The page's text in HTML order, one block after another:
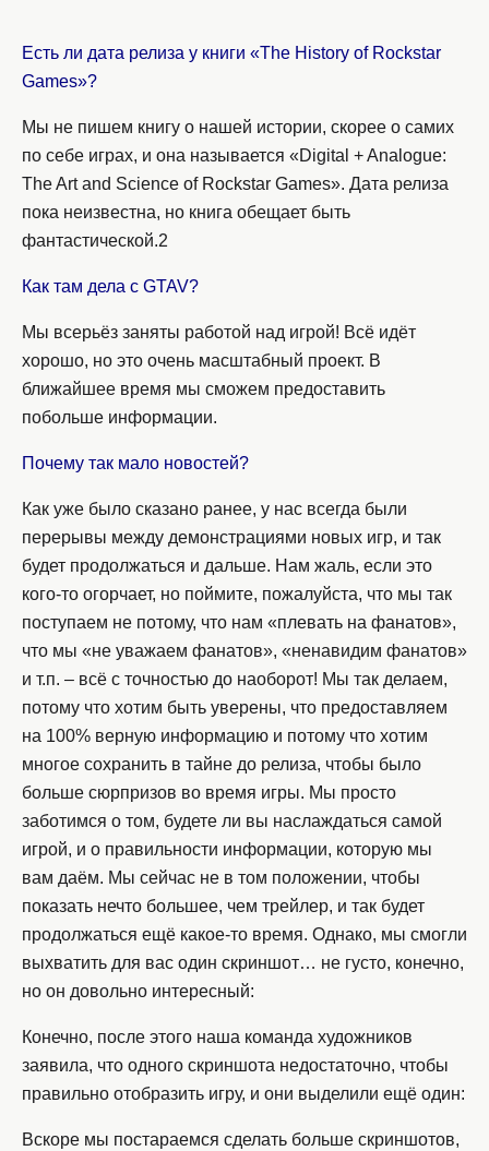
Есть ли дата релиза у книги «The History of Rockstar
Games»?
Мы не пишем книгу о нашей истории, скорее о самих
по себе играх, и она называется «Digital + Analogue:
The Art and Science of Rockstar Games». Дата релиза
пока неизвестна, но книга обещает быть
фантастической.2
Как там дела с GTAV?
Мы всерьёз заняты работой над игрой! Всё идёт
хорошо, но это очень масштабный проект. В
ближайшее время мы сможем предоставить
побольше информации.
Почему так мало новостей?
Как уже было сказано ранее, у нас всегда были
перерывы между демонстрациями новых игр, и так
будет продолжаться и дальше. Нам жаль, если это
кого-то огорчает, но поймите, пожалуйста, что мы так
поступаем не потому, что нам «плевать на фанатов»,
что мы «не уважаем фанатов», «ненавидим фанатов»
и т.п. – всё с точностью до наоборот! Мы так делаем,
потому что хотим быть уверены, что предоставляем
на 100% верную информацию и потому что хотим
многое сохранить в тайне до релиза, чтобы было
больше сюрпризов во время игры. Мы просто
заботимся о том, будете ли вы наслаждаться самой
игрой, и о правильности информации, которую мы
вам даём. Мы сейчас не в том положении, чтобы
показать нечто большее, чем трейлер, и так будет
продолжаться ещё какое-то время. Однако, мы смогли
выхватить для вас один скриншот… не густо, конечно,
но он довольно интересный:
Конечно, после этого наша команда художников
заявила, что одного скриншота недостаточно, чтобы
правильно отобразить игру, и они выделили ещё один:
Вскоре мы постараемся сделать больше скриншотов,